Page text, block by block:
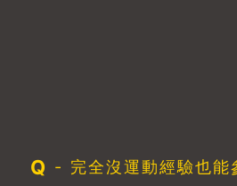
走的感覺，讓她覺得生活被限
肌力訓練，才能讓下肢與核心
動工作室訓練，聽到她的情況後
Q - 完全沒運動經驗也